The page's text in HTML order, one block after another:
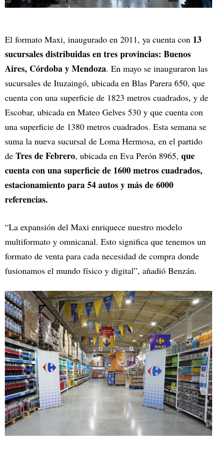
El formato Maxi, inaugurado en 2011, ya cuenta con 13
sucursales distribuidas en tres provincias: Buenos
Aires, Córdoba y Mendoza. En mayo se inauguraron las
sucursales de Ituzaingó, ubicada en Blas Parera 650, que
cuenta con una superficie de 1823 metros cuadrados, y de
Escobar, ubicada en Mateo Gelves 530 y que cuenta con
una superficie de 1380 metros cuadrados. Esta semana se
suma la nueva sucursal de Loma Hermosa, en el partido
de Tres de Febrero, ubicada en Eva Perón 8965, que
cuenta con una superficie de 1600 metros cuadrados,
estacionamiento para 54 autos y más de 6000
referencias.
“La expansión del Maxi enriquece nuestro modelo
multiformato y omnicanal. Esto significa que tenemos un
formato de venta para cada necesidad de compra donde
fusionamos el mundo físico y digital”, añadió Benzán.